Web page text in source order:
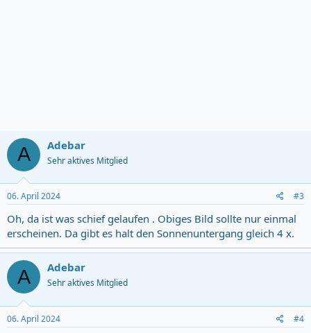
A Adebar
Sehr aktives Mitglied
06. April 2024 #3
Oh, da ist was schief gelaufen . Obiges Bild sollte nur einmal
erscheinen. Da gibt es halt den Sonnenuntergang gleich 4 x.
A Adebar
Sehr aktives Mitglied
06. April 2024 #4